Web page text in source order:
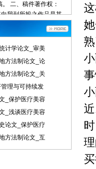
二、稿件著作权：
我刊所投之作品是其
创作之成果，或对所投
利主张。 2、 投稿人保
保证其作品不含有违反
社会公共利益之内容。
投之作品不得同时向
允许一稿多投。 5、 投
过网络向公众传播、复
播放、展览、发行、摄
像制品、录制录音制
计学论文_审美
方法制论文_论
方法制论文_关
理与可持续发
_保护医疗美容
_浅谈医疗美容
论文_保护医疗
方法制论文_互